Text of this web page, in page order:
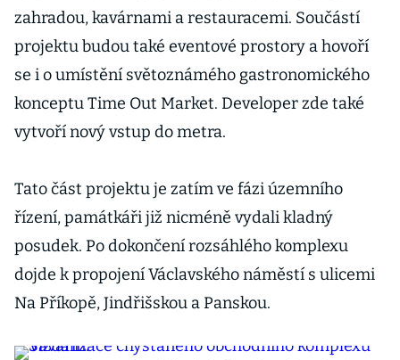
zahradou, kavárnami a restauracemi. Součástí
projektu budou také eventové prostory a hovoří
se i o umístění světoznámého gastronomického
konceptu Time Out Market. Developer zde také
vytvoří nový vstup do metra.
Tato část projektu je zatím ve fázi územního
řízení, památkáři již nicméně vydali kladný
posudek. Po dokončení rozsáhlého komplexu
dojde k propojení Václavského náměstí s ulicemi
Na Příkopě, Jindřišskou a Panskou.